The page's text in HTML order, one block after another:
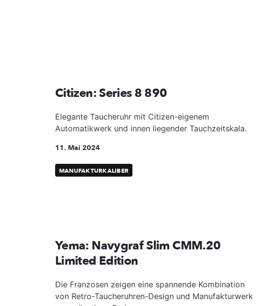
Citizen: Series 8 890
Elegante Taucheruhr mit Citizen-eigenem
Automatikwerk und innen liegender Tauchzeitskala.
11. Mai 2024
MANUFAKTURKALIBER
Yema: Navygraf Slim CMM.20
Limited Edition
Die Franzosen zeigen eine spannende Kombination
von Retro-Taucheruhren-Design und Manufakturwerk